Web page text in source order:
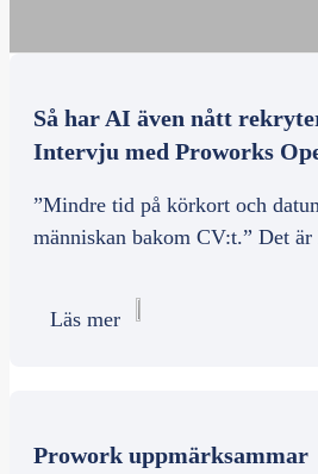
Så har AI även nått
Intervju med Proworks
”Mindre tid på körkort och
människan bakom CV:t.” Det
Läs mer
Prowork uppmärksammar